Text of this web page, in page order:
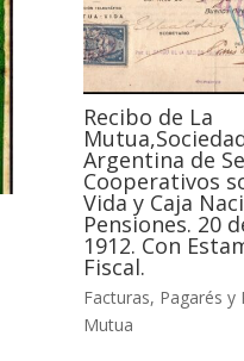
Recibo de La
Argentina de
Cooperativos
Vida y Caja
Pensiones. 20
1912. Con
Fiscal.
Facturas, Pagarés y
Mutua